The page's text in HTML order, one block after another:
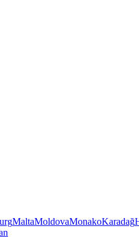
MaltaMoldovaMonakoKaradağ